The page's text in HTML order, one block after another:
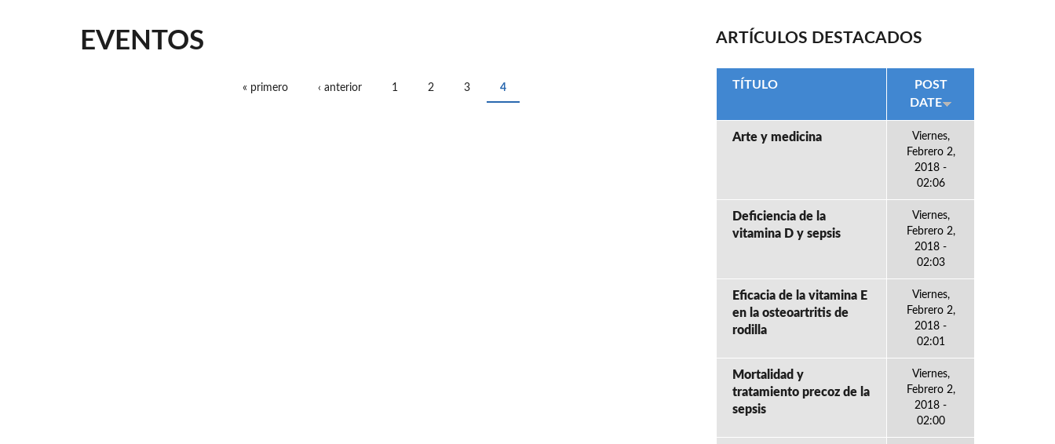
EVENTOS
« primero ‹ anterior 1 2 3 4
ARTÍCULOS DESTACADOS
TÍTULO
POST
DATE
Arte y medicina
Viernes,
Febrero 2,
2018 -
02:06
Deficiencia de la
vitamina D y sepsis
Viernes,
Febrero 2,
2018 -
02:03
Eficacia de la vitamina E
en la osteoartritis de
rodilla
Viernes,
Febrero 2,
2018 -
02:01
Mortalidad y
tratamiento precoz de la
sepsis
Viernes,
Febrero 2,
2018 -
02:00